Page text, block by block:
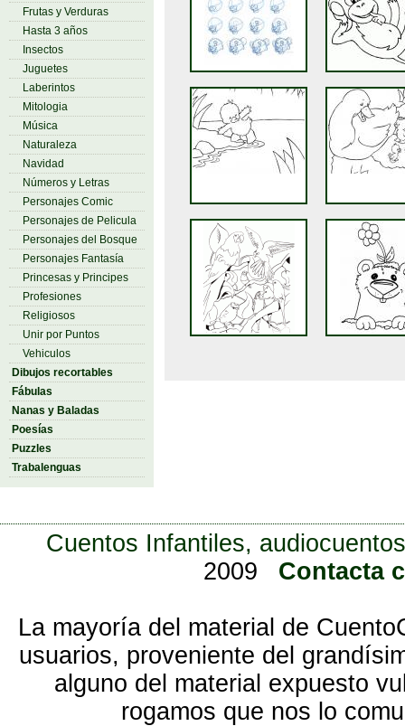
Frutas y Verduras
Hasta 3 años
Insectos
Juguetes
Laberintos
Mitologia
Música
Naturaleza
Navidad
Números y Letras
Personajes Comic
Personajes de Pelicula
Personajes del Bosque
Personajes Fantasía
Princesas y Principes
Profesiones
Religiosos
Unir por Puntos
Vehiculos
Dibujos recortables
Fábulas
Nanas y Baladas
Poesías
Puzzles
Trabalenguas
Cuentos Infantiles,
2009
Contacta
La mayoría del material de
usuarios, proveniente del
alguno del material expuesto
rogamos que nos lo